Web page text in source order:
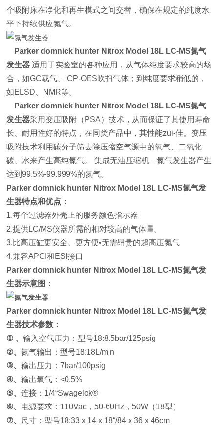
个吸附床在净化和再生模式之间交替，确保在规定的纯度水
平下持续供应氮气。
Parkerdomnick hunter Nitrox Model 18L LC-MS氮气
发生器 适用于实验室的各种应用，从气体纯度要求较高的场
合，如GC载气、ICP-OES吹扫气体；到纯度要求稍低的，
如ELSD、NMR等。
Parker domnick hunter Nitrox Model 18L LC-MS氮气
发生器采用变压吸附（PSA）技术，从而保证了其使用寿命
长、耐用性好的特点，在同类产品中，其性能zui-佳。变压
吸附技术利用碳分子筛去除压缩空气源中的氧气、二氧化
碳、水来产生高纯氮气。 集成无油压缩机，氮气发生器产生
达到99.5%-99.999%的氮气。
Parkerdomnick hunter Nitrox Model 18L LC-MS氮气发
生器特点和优点：
1.每个过滤器外壳上的服务颜色指示器
2.提供LC/MS仪器所需的相对较高的气体量。
3.比高压缸更安全、更方便•无需昂贵的超高压氮气
4.兼容APCI和ESI接口
Parker domnick hunter Nitrox Model 18L LC-MS氮气发
生器示意图：
Parkerdomnick hunter Nitrox Model 18L LC-MS氮气发
生器技术参数：
① 、输入空气压力：型号18:8.5bar/125psig
②、氮气输出：型号18:18L/min
③、输出压力：7bar/100psig
④、输出氧气：<0.5%
⑤、连接：1/4“Swagelok®
⑥、 电源要求：110Vac，50-60Hz，50W（18型）
⑦、 尺寸：型号18:33 x 14 x 18“/84 x 36 x 46cm